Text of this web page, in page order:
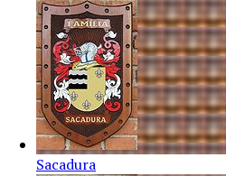
Sacadura